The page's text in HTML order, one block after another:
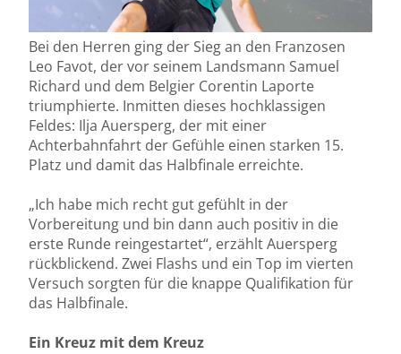
Bei den Herren ging der Sieg an den Franzosen
Leo Favot, der vor seinem Landsmann Samuel
Richard und dem Belgier Corentin Laporte
triumphierte. Inmitten dieses hochklassigen
Feldes: Ilja Auersperg, der mit einer
Achterbahnfahrt der Gefühle einen starken 15.
Platz und damit das Halbfinale erreichte.
„Ich habe mich recht gut gefühlt in der
Vorbereitung und bin dann auch positiv in die
erste Runde reingestartet“, erzählt Auersperg
rückblickend. Zwei Flashs und ein Top im vierten
Versuch sorgten für die knappe Qualifikation für
das Halbfinale.
Ein Kreuz mit dem Kreuz